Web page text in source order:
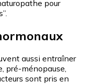
pour
aussi entraîner
pré-ménopause,
sont pris en